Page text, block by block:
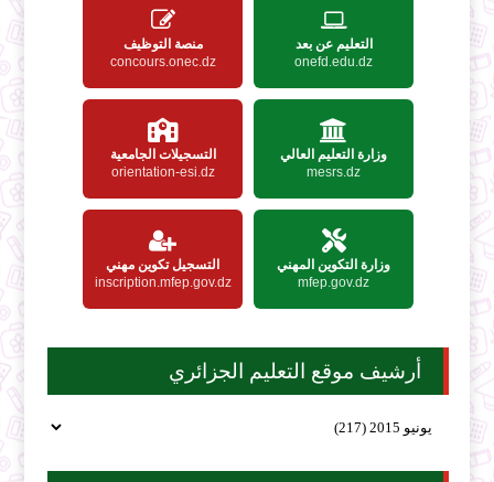
التعليم عن بعد
onefd.edu.dz
منصة التوظيف
concours.onec.dz
وزارة التعليم العالي
mesrs.dz
التسجيلات الجامعية
orientation-esi.dz
وزارة التكوين المهني
mfep.gov.dz
التسجيل تكوين مهني
inscription.mfep.gov.dz
أرشيف موقع التعليم الجزائري